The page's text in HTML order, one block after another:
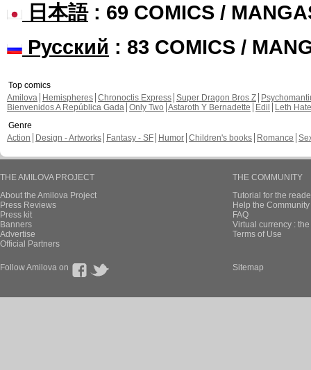
日本語: 69 COMICS /
Русский : 83 COMICS /
Top comics
Amilova
Hemispheres Chronoctis Express Super Dragon Bros Z
Bienvenidos A República Gada Only Two Astaroth Y Bernadette Edil
Leth Hate
Genre
Action
Design - Artworks Fantasy - SF Humor Children's books Romance
THE AMILOVA PROJECT
About the Amilova Project
Press Reviews
Press kit
Banners
Advertise
Official Partners
THE COMMUNITY
Tutorial for the
Help the
FAQ
Virtual currency :
Terms of Use
Follow Amilova on Sitemap